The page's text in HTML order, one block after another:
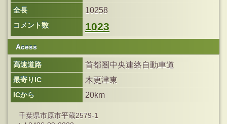
全長 10258
コメント数 1023
Acess
高速道路 首都圏中央連絡自動車道
最寄りIC 木更津東
ICから 20km
千葉県市原市平蔵2579-1